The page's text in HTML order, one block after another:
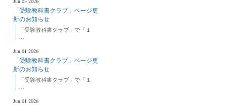
「受験教科書クラブ」ページ更
新のお知らせ
「受験教科書クラブ」で『１
Jun.01 2026
「受験教科書クラブ」ページ更
新のお知らせ
「受験教科書クラブ」で『１
Jun.01 2026